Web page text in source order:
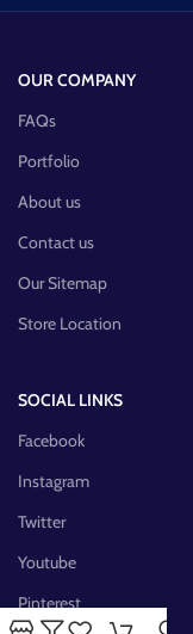
OUR COMPANY
FAQs
Portfolio
About us
Contact us
Our Sitemap
Store Location
SOCIAL LINKS
Facebook
Instagram
Twitter
Youtube
Pinterest